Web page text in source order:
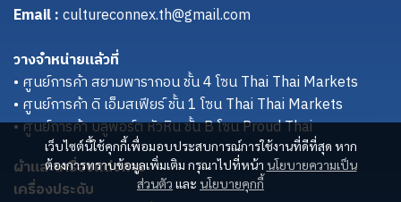
เว็บไซต์นี้ใช้คุกกี้เพื่อมอบประสบการณ์การใช้งานที่ดีที่สุด หาก
ต้องการทราบข้อมูลเพิ่มเติม กรุณาไปที่หน้า นโยบายความเป็น
ส่วนตัว และ นโยบายคุกกี้
Email :cultureconnex.th@gmail.com
วางจำหน่ายแล้วที่
• ศูนย์การค้า สยามพารากอน ชั้น 4 โซน Thai Thai Markets
• ศูนย์การค้า ดิ เอ็มสเฟียร์ ชั้น 1 โซน Thai Thai Markets
• ศูนย์การค้า บลูพอร์ต หัวหิน ชั้น B โซน Proud Thai
ผ้าและเครื่องแต่งกาย
เครื่องประดับ